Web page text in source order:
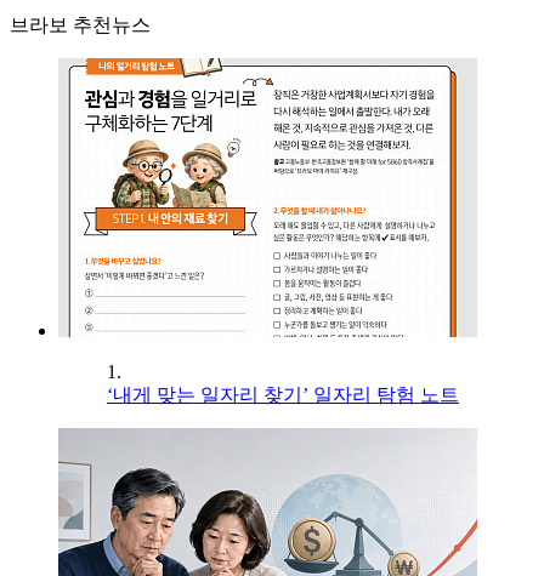
브라보 추천뉴스
1.
‘내게 맞는 일자리 찾기’ 일자리 탐험 노트